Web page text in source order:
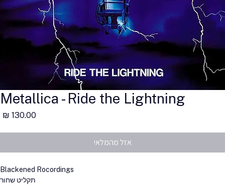
Metallica - Ride the Lightning
אזל מהמלאי
Blackened Rocordings
תקליט שחור